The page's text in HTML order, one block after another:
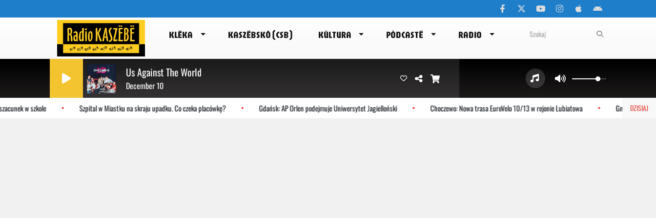
KLËKA KASZËBSKÔ (CSB) KÙLTURA PÒDCASTË RADIO
Us Against The World
December 10
DZISIAJ
w szkole Szpital w Miastku na skraju upadku. Co czeka placówkę? Gdańsk: AP Orlen podejmuje Uniwersytet Jagielloński Choczewo: Nowa trasa EuroVelo 10/13 w rejonie Lubiatowa Gniewino: